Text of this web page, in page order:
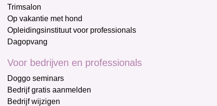
Trimsalon
Op vakantie met hond
Opleidingsinstituut voor professionals
Dagopvang
Voor bedrijven en professionals
Doggo seminars
Bedrijf gratis aanmelden
Bedrijf wijzigen